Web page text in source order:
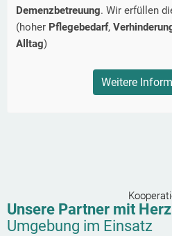
Demenzbetreuung. Wir erfüllen
(hoher Pflegebedarf,
Alltag)
Weitere
Unsere Partner mit
Umgebung im Einsatz